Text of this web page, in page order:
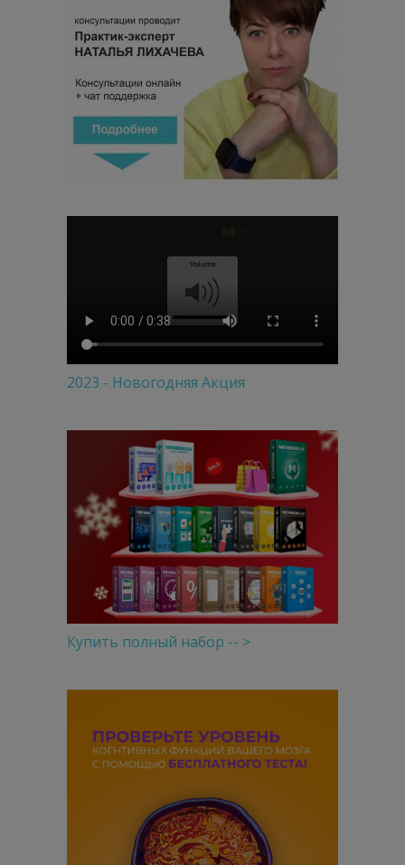
2023 - Новогодняя Акция
Купить полный набор -- >